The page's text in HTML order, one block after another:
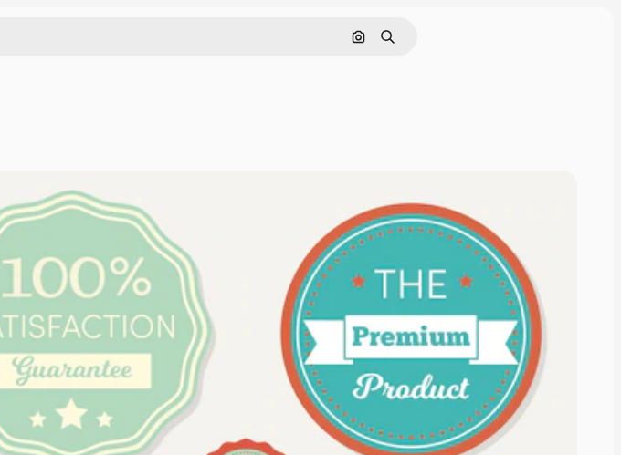
画像で検索
検索